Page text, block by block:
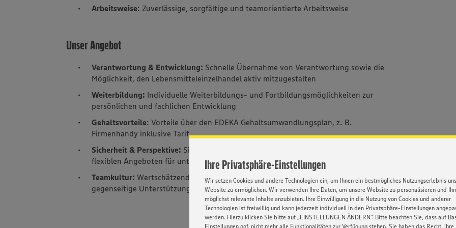
Ihre Privatsphäre-Einstellungen
Wir setzen Cookies und andere Technologien ein, um Ihnen ein bestmögliches Nutzungserlebnis
Website zu ermöglichen. Wir verwenden Ihre Daten, um unsere Website zu personalisieren und
möglichst relevante Inhalte anzubieten. Ihre Einwilligung in die Nutzung von Cookies und anderer
Technologien ist freiwillig und kann jederzeit individuell in den Privatsphäre-Einstellungen
werden. Hierzu klicken Sie bitte auf „EINSTELLUNGEN ÄNDERN”. Bitte beachten Sie, dass auf
Einstellungen ggf. nicht mehr alle Funktionalitäten zur Verfügung stehen. Sie haben das Recht, ihre
Arbeitsweise: Zuverlässige, sorgfältige und teamorientierte Arbeitsweise
Unser Angebot
Verantwortung & Entwicklung: Schnelle Übernahme von Verantwortung sowie die
Möglichkeit, den Lebensmitteleinzelhandel aktiv mitzugestalten
Weiterbildung: Individuelle Weiterbildungs- und Fortbildungsmöglichkeiten zur
persönlichen und fachlichen Entwicklung
Gehaltsvorteile: Vorteile über den EDEKA Gehaltsumwandlungsplan, z. B.
Firmenhandy inklusive Tarif
Sicherheit & Perspektive: Sicherer Arbeitsplatz mit langfristigen Perspektiven und
flexiblen Angeboten für unterschiedliche Lebensphasen
Teamkultur:Wertschätzendes Miteinander und eine Mitarbeitendenkultur, in der
gegenseitige Unterstützung selbstverständlich ist